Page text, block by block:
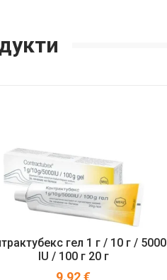
гел 1 г / 10 г / 5000
IU / 100 г 20 г
9.92€